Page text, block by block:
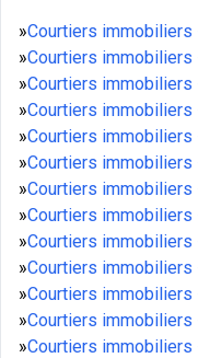
»Courtiers
»Courtiers immobiliers
»Courtiers immobiliers
»Courtiers immobiliers
»Courtiers immobiliers
»Courtiers immobiliers
»Courtiers immobiliers
»Courtiers immobiliers
»Courtiers
»Courtiers immobiliers
»Courtiers immobiliers
»Courtiers immobiliers
»Courtiers immobiliers